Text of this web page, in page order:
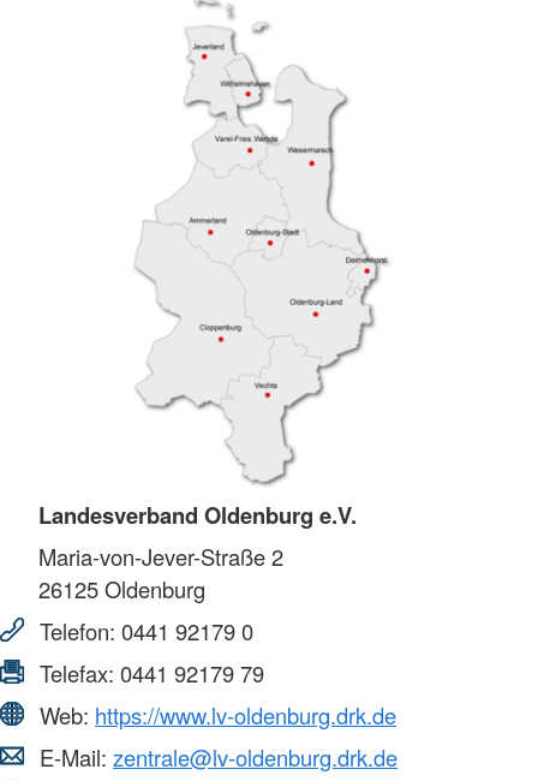
Landesverband Oldenburg e.V.
Maria-von-Jever-Straße 2
26125Oldenburg
Telefon: 0441 92179 0
Telefax: 0441 92179 79
Web: https://www.lv-oldenburg.drk.de
E-Mail: zentrale@lv-oldenburg.drk.de